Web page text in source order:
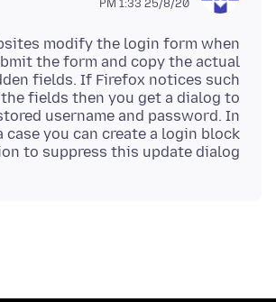
25/8/20 1:33 PM
modify the login form when
the form and copy the actual
fields. If Firefox notices such
fields then you get a dialog to
username and password. In
case you can create a login block
to suppress this update dialog.